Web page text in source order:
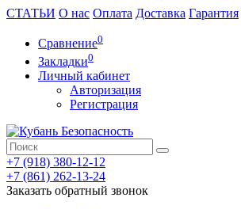
СТАТЬИ О нас Оплата Доставка Гарантия
Сравнение0
Закладки0
Личный кабинет
Авторизация
Регистрация
+7 (918) 380-12-12
+7 (861) 262-13-24
Заказать обратный звонок